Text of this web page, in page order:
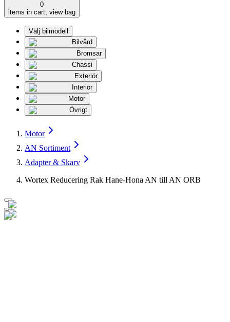
0
items in cart, view bag
Välj bilmodell
Bilvård
Bromsar
Chassi
Exteriör
Interiör
Motor
Övrigt
Motor
AN Sortiment
Adapter & Skarv
Wortex Reducering Rak Hane-Hona AN till AN ORB